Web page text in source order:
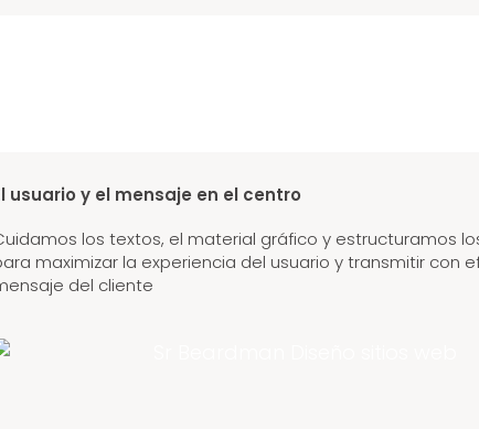
usuario y el mensaje en el centro
los textos, el material gráfico y estructuramos
maximizar la experiencia del usuario y transmitir con
del cliente